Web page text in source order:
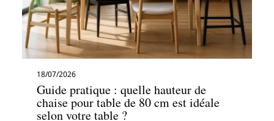
18/07/2026
Guide pratique : quelle hauteur de
chaise pour table de 80 cm est idéale
selon votre table ?